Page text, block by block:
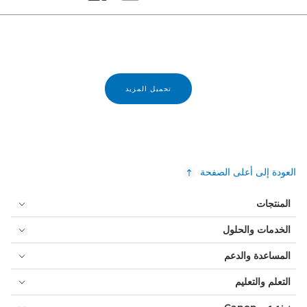
تحميل المزيد
العودة إلى أعلى الصفحة
المنتجات
الخدمات والحلول
المساعدة والدعم
التعلم والتعليم